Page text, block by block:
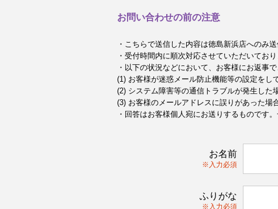
お問い合わせの前の注意
・こちらで送信した内容は徳島新浜店へのみ送
・受付時間内に順次対応させていただいてお
・以下の状況などにおいて、お客様にお返事
(1) お客様が迷惑メール防止機能等の設定をし
(2) システム障害等の通信トラブルが発生した
(3) お客様のメールアドレスに誤りがあった場
・回答はお客様個人宛にお送りするものです
お名前
※入力必須
ふりがな
※入力必須